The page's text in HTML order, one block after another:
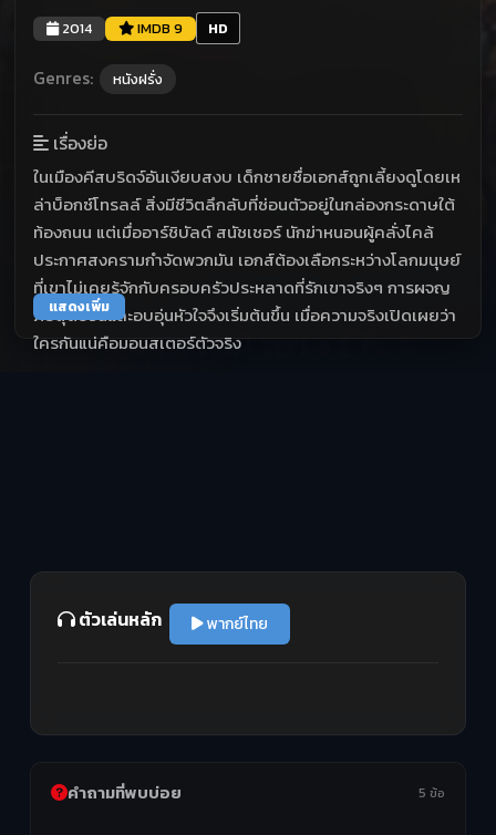
2014 IMDB 9 HD
Genres: หนังฝรั่ง
เรื่องย่อ
ในเมืองคีสบริดจ์อันเงียบสงบ เด็กชายชื่อเอกส์ถูกเลี้ยงดูโดยเห
ล่าบ็อกซ์โทรลล์ สิ่งมีชีวิตลึกลับที่ซ่อนตัวอยู่ในกล่องกระดาษใต้
ท้องถนน แต่เมื่ออาร์ชิบัลด์ สนัชเชอร์ นักฆ่าหนอนผู้คลั่งไคล้
ประกาศสงครามกำจัดพวกมัน เอกส์ต้องเลือกระหว่างโลกมนุษย์
ที่เขาไม่เคยรู้จักกับครอบครัวประหลาดที่รักเขาจริงๆ การผจญ
ภัยสุดป่วนและอบอุ่นหัวใจจึงเริ่มต้นขึ้น เมื่อความจริงเปิดเผยว่า
ใครกันแน่คือมอนสเตอร์ตัวจริง
แสดงเพิ่ม
ตัวเล่นหลัก พากย์ไทย
คำถามที่พบบ่อย 5 ข้อ